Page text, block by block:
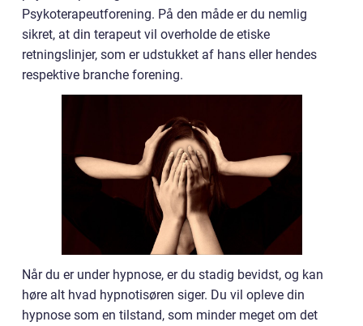
Psykoterapeutforening. På den måde er du nemlig
sikret, at din terapeut vil overholde de etiske
retningslinjer, som er udstukket af hans eller hendes
respektive branche forening.
Når du er under hypnose, er du stadig bevidst, og kan
høre alt hvad hypnotisøren siger. Du vil opleve din
hypnose som en tilstand, som minder meget om det